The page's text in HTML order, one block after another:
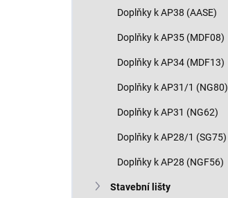
Doplňky k AP38 (AASE)
Doplňky k AP35 (MDF08)
Doplňky k AP34 (MDF13)
Doplňky k AP31/1 (NG80)
Doplňky k AP31 (NG62)
Doplňky k AP28/1 (SG75)
Doplňky k AP28 (NGF56)
Stavební lišty